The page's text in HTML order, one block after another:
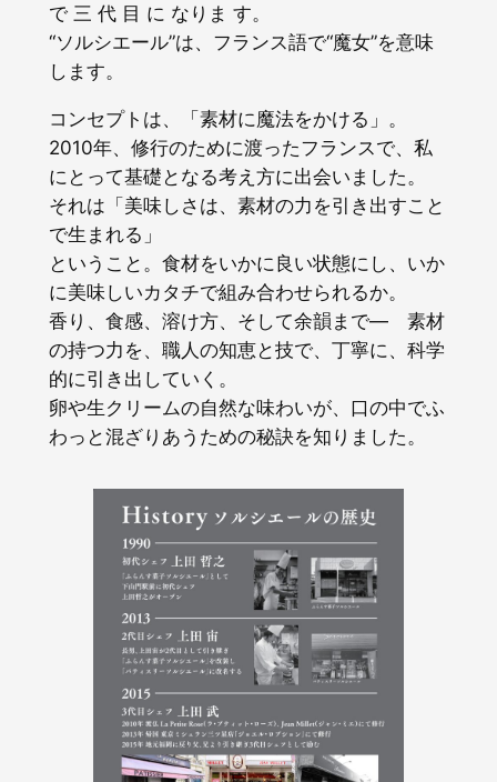
で 三 代 目 に なりま す。
“ソルシエール”は、フランス語で“魔女”を意味
します。
コンセプトは、「素材に魔法をかける」。
2010年、修行のために渡ったフランスで、私
にとって基礎となる考え方に出会いました。
それは「美味しさは、素材の力を引き出すこと
で生まれる」
ということ。食材をいかに良い状態にし、いか
に美味しいカタチで組み合わせられるか。
香り、食感、溶け方、そして余韻まで― 素材
の持つ力を、職人の知恵と技で、丁寧に、科学
的に引き出していく。
卵や生クリームの自然な味わいが、口の中でふ
わっと混ざりあうための秘訣を知りました。